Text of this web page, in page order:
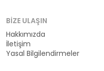
BIZE ULAŞIN
Hakkımızda
İletişim
Yasal Bilgilendirmeler